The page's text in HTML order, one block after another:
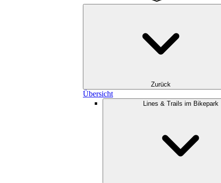
Zurück
Übersicht
Lines & Trails im Bikepark